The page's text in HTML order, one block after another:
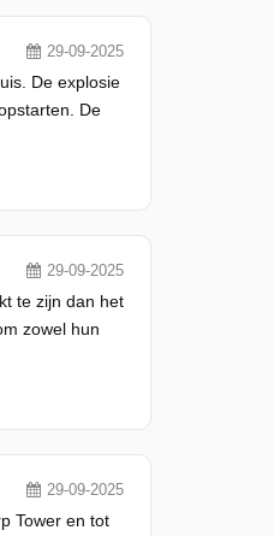
29-09-2025
De explosie
De
29-09-2025
te zijn dan het
zowel hun
29-09-2025
Tower en tot